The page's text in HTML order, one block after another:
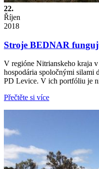
22.
Říjen
2018
Stroje BEDNAR
V regióne Nitrianskeho kraja
hospodária spoločnými
PD Levice. V ich portfóliu je
Přečtěte si více